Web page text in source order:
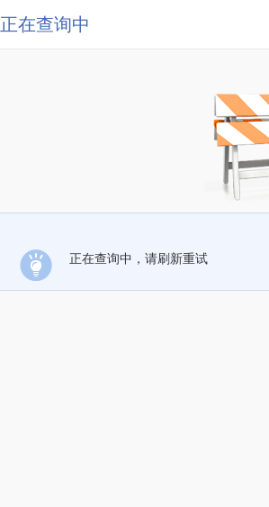
正在查询中
正在查询中，请刷新重试